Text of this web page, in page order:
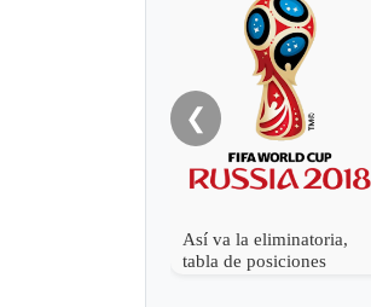
❮
Así va la eliminatoria,
tabla de posiciones